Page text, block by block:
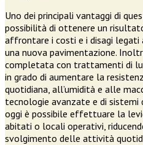
Uno dei principali vantaggi di
possibilità di ottenere un
affrontare i costi e i disagi legati
una nuova pavimentazione.
completata con trattamenti di
in grado di aumentare la
quotidiana, all’umidità e alle
tecnologie avanzate e di sistemi
oggi è possibile effettuare la
abitati o locali operativi,
svolgimento delle attività